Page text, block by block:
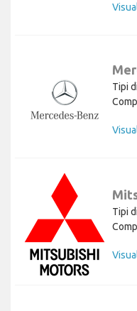
Tipi
Tipi